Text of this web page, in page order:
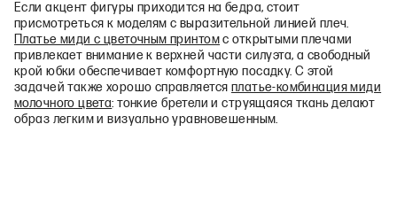
Если акцент фигуры приходится на бедра, стоит
присмотреться к моделям с выразительной линией плеч.
Платье миди с цветочным принтом с открытыми плечами
привлекает внимание к верхней части силуэта, а свободный
крой юбки обеспечивает комфортную посадку. С этой
задачей также хорошо справляется платье-комбинация миди
молочного цвета: тонкие бретели и струящаяся ткань делают
образ легким и визуально уравновешенным.